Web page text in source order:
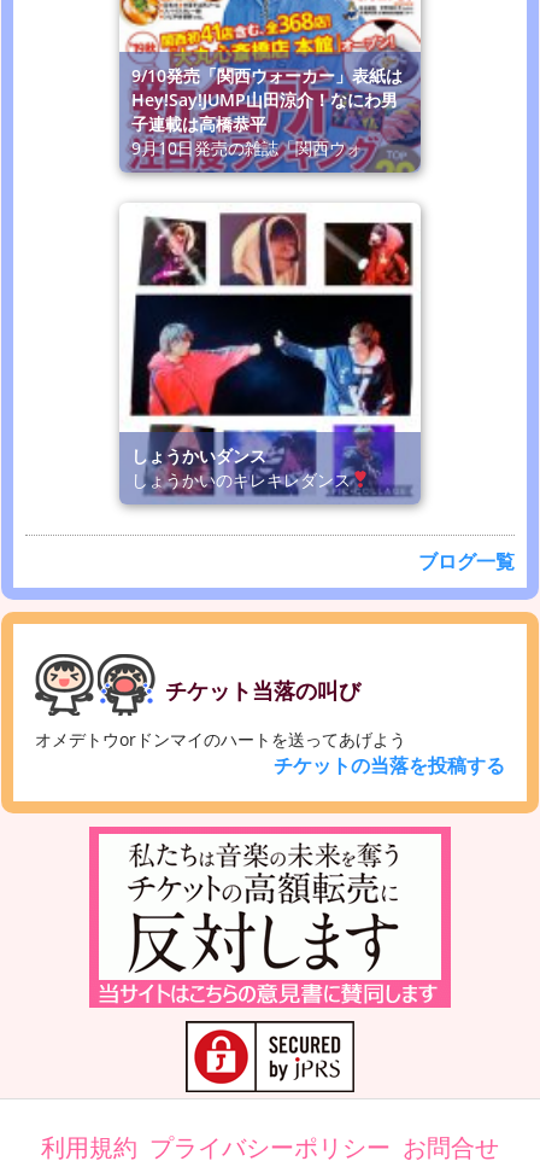
9/10発売「関西ウォーカー」表紙は
Hey!Say!JUMP山田涼介！なにわ男
子連載は高橋恭平
9月10日発売の雑誌「関西ウォ
しょうかいダンス
しょうかいのキレキレダンス
ブログ一覧
チケット当落の叫び
オメデトウorドンマイのハートを送ってあげよう
チケットの当落を投稿する
利用規約 プライバシーポリシー お問合せ